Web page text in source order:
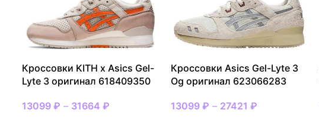
Кроссовки KITH x Asics Gel-
Lyte 3 оригинал 618409350
13099 ₽ – 31664 ₽
Кроссовки Asics Gel-Lyte 3
Og оригинал 623066283
13099 ₽ – 27421 ₽